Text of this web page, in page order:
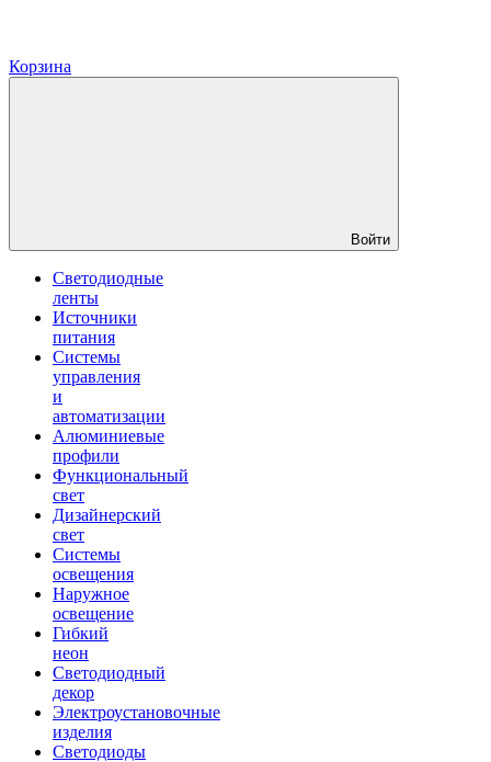
Корзина
Войти
Светодиодные
ленты
Источники
питания
Системы
управления
и
автоматизации
Алюминиевые
профили
Функциональный
свет
Дизайнерский
свет
Системы
освещения
Наружное
освещение
Гибкий
неон
Светодиодный
декор
Электроустановочные
изделия
Светодиоды